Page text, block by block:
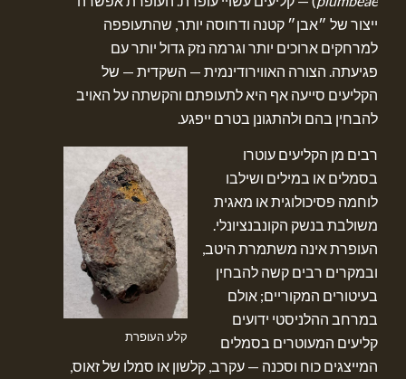
ייצור של ״אבן״ קטנה ודחוסה יותר, שהתעופפה
למרחקים ארוכים יותר וגרמה נזק גדול יותר עם
פגיעתה. הצורה האווירודינמית — השקדית — של
הקליעים סייעה אף היא לתעופתם והקשתה על האויב
להבחין בהם ולהתגונן בטרם ייפגע.
קלע העופרת
רבים מן הקליעים עוטרו
בסמלים או במילים ושילבו
לוחמה פסיכולוגית או מאגית
משולבת בנשק הקונבנציונלי.
העופרת אינה משתמרת היטב,
ובמקרים רבים קשה להבחין
בעיטורים המקוריים; אולם
במרחב ההלניסטי ידועים
קליעים המעוטרים בסמלים
המייצגים כוח וסכנה — עקרב, קלשון או סמלו של זאוס,